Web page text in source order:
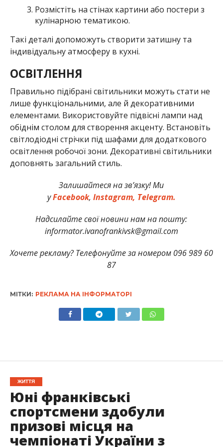
Розмістіть на стінах картини або постери з
кулінарною тематикою.
Такі деталі допоможуть створити затишну та
індивідуальну атмосферу в кухні.
ОСВІТЛЕННЯ
Правильно підібрані світильники можуть стати не
лише функціональними, але й декоративними
елементами. Використовуйте підвісні лампи над
обіднім столом для створення акценту. Встановіть
світлодіодні стрічки під шафами для додаткового
освітлення робочої зони. Декоративні світильники
доповнять загальний стиль.
Залишайтеся на зв’язку! Ми
уFacebook, Instagram, Telegram.
Надсилайте свої новини нам на пошту:
informator.ivanofrankivsk@gmail.com
Хочете рекламу? Телефонуйте за номером 096 989 60
87
МІТКИ: РЕКЛАМА НА ІНФОРМАТОРІ
ЖИТТЯ
Юні франківські
спортсмени здобули
призові місця на
чемпіонаті України з